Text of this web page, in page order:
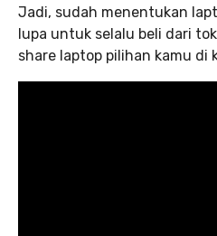
Jadi, sudah menentukan
lupa untuk selalu beli dari
share laptop pilihan kamu di